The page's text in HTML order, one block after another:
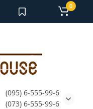
(095) 6-555-99-6
(073) 6-555-99-6
0